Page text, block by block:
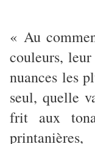
« Au
couleurs,
nuances les
seul, quelle
frit aux